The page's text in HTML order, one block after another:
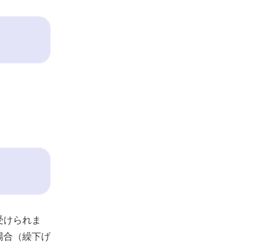
られま
合（繰下げ